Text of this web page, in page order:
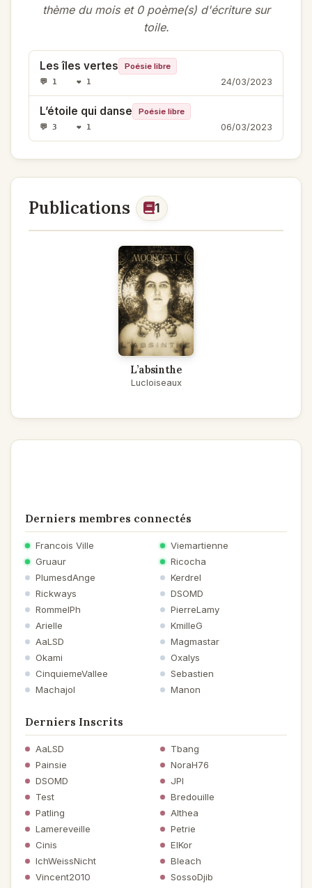
thème du mois et 0 poème(s) d'écriture sur
toile.
Les îles vertes Poésie libre
💬 1 ❤️ 1 24/03/2023
L’étoile qui danse Poésie libre
💬 3 ❤️ 1 06/03/2023
Publications 1
L’absinthe
Lucloiseaux
Derniers membres connectés
Francois Ville
Viemartienne
Gruaur
Ricocha
PlumesdAnge
Kerdrel
Rickways
DSOMD
RommelPh
PierreLamy
Arielle
KmilleG
AaLSD
Magmastar
Okami
Oxalys
CinquiemeVallee
Sebastien
Machajol
Manon
Derniers Inscrits
AaLSD
Tbang
Painsie
NoraH76
DSOMD
JPI
Test
Bredouille
Patling
Althea
Lamereveille
Petrie
Cinis
ElKor
IchWeissNicht
Bleach
Vincent2010
SossoDjib